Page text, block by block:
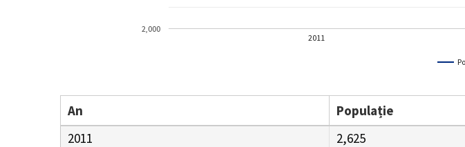
2011
2,000
An Populație
2011
2,625